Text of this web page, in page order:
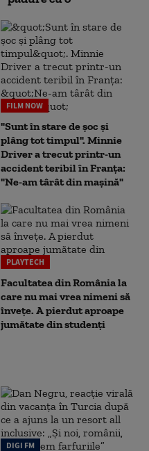
FILM NOW
"Sunt în stare de șoc și
plâng tot timpul". Minnie
Driver a trecut printr-un
accident teribil în Franța:
"Ne-am târât din mașină"
PLAYTECH
Facultatea din România la
care nu mai vrea nimeni să
înveţe. A pierdut aproape
jumătate din studenţi
DIGI FM